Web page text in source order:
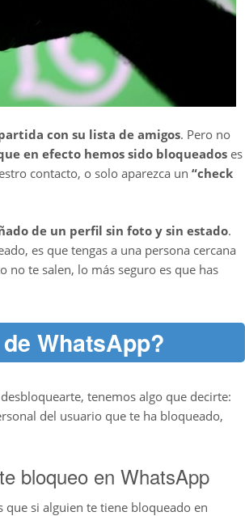
con su lista de amigos. Pero no
en efecto hemos sido bloqueados es
contacto, o solo aparezca un “check
de un perfil sin foto y sin estado.
es que tengas a una persona cercana
no te salen, lo más seguro es que has
WhatsApp?
tenemos algo que decirte:
del usuario que te ha bloqueado,
bloqueo en WhatsApp
que si alguien te tiene bloqueado en